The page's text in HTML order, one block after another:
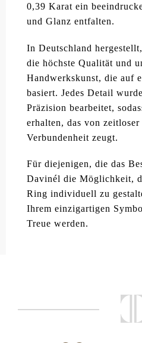
0,39 Karat ein
und Glanz entfalten.
In Deutschland
die höchste Qualität und
Handwerkskunst, die auf
basiert. Jedes Detail
Präzision bearbeitet,
erhalten, das von
Verbundenheit zeugt.
Für diejenigen, die das
Davinél die Möglichkeit,
Ring individuell zu
Ihrem einzigartigen
Treue werden.